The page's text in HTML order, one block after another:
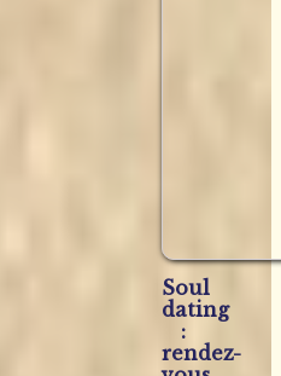
Soul
dating
:
rendez-